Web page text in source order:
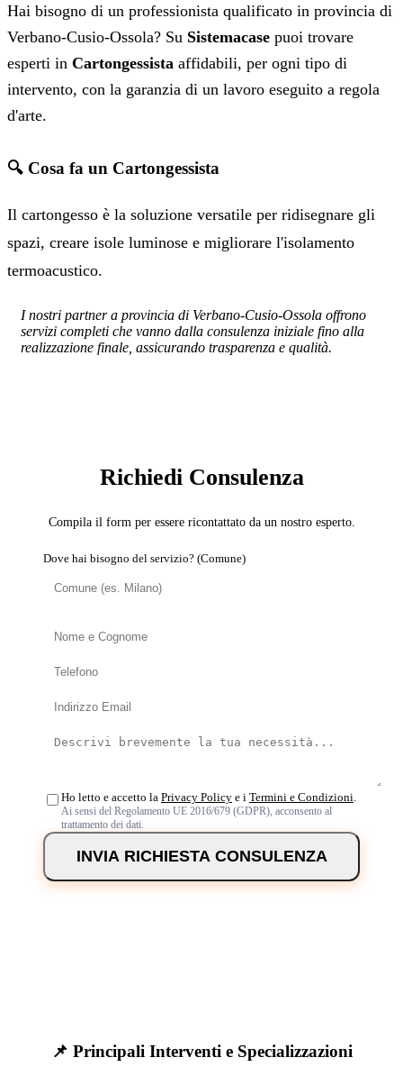
Hai bisogno di un professionista qualificato in provincia di
Verbano-Cusio-Ossola? Su Sistemacase puoi trovare
esperti in Cartongessista affidabili, per ogni tipo di
intervento, con la garanzia di un lavoro eseguito a regola
d'arte.
🔍 Cosa fa un Cartongessista
Il cartongesso è la soluzione versatile per ridisegnare gli
spazi, creare isole luminose e migliorare l'isolamento
termoacustico.
I nostri partner a provincia di Verbano-Cusio-Ossola offrono
servizi completi che vanno dalla consulenza iniziale fino alla
realizzazione finale, assicurando trasparenza e qualità.
Richiedi Consulenza
Compila il form per essere ricontattato da un nostro esperto.
Dove hai bisogno del servizio? (Comune)
Ho letto e accetto la Privacy Policy e i Termini e Condizioni
Ai sensi del Regolamento UE 2016/679 (GDPR), acconsento al
trattamento dei dati.
INVIA RICHIESTA CONSULENZA
📌 Principali Interventi e Specializzazioni